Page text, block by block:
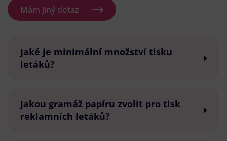
Mám jiný dotaz
Jaké je minimální množství tisku
letáků?
Jakou gramáž papíru zvolit pro tisk
reklamních letáků?